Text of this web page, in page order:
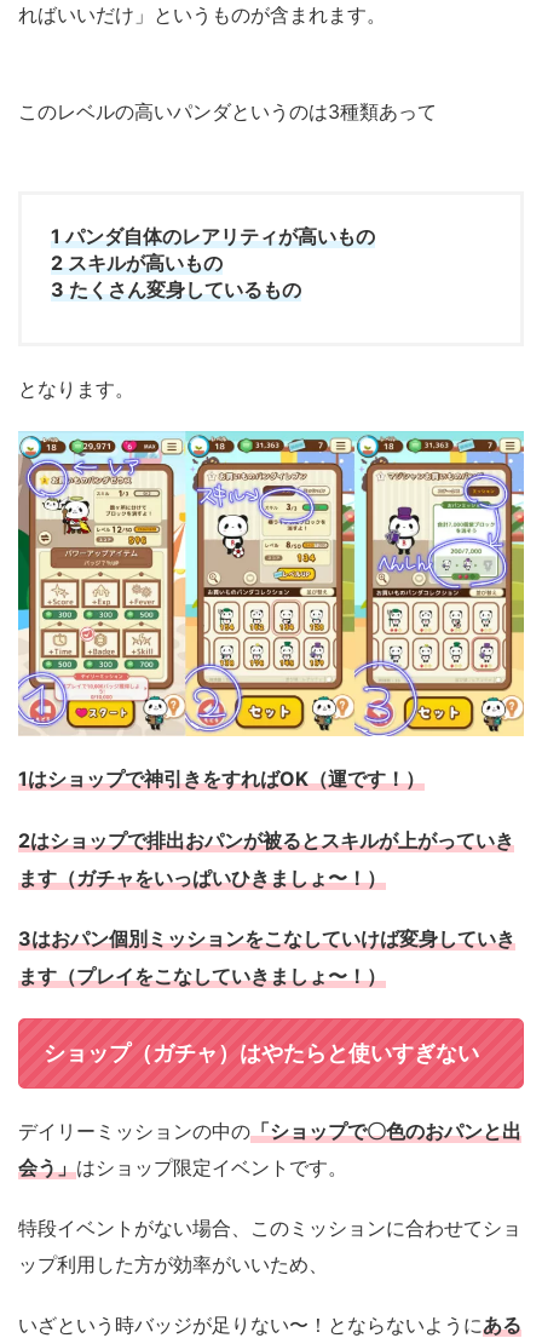
ればいいだけ」 というものが含まれます。
このレベルの高いパンダというのは3種類あって
1パンダ自体のレアリティが高いもの
2スキルが高いもの
3たくさん変身しているもの
となります。
1はショップで神引きをすればOK（運です！）
2はショップで排出おパンが被るとスキルが上がっていき
ます（ガチャをいっぱいひきましょ〜！）
3はおパン個別ミッションをこなしていけば変身していき
ます（プレイをこなしていきましょ〜！）
ショップ（ガチャ）はやたらと使いすぎない
デイリーミッションの中の「ショップで〇色のおパンと出
会う」はショップ限定イベントです。
特段イベントがない場合、このミッションに合わせて ショ
ップ利用した方が効率がいいため、
いざという時バッジが足りない〜！とならないようにある